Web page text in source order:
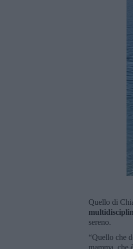
Quello di
sereno.
“Quello che
mamma, che